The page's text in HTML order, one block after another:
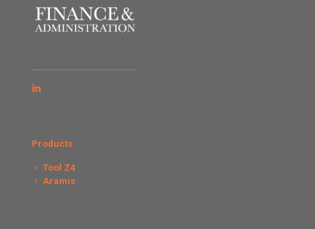
Products
Tool Z4
Aramis